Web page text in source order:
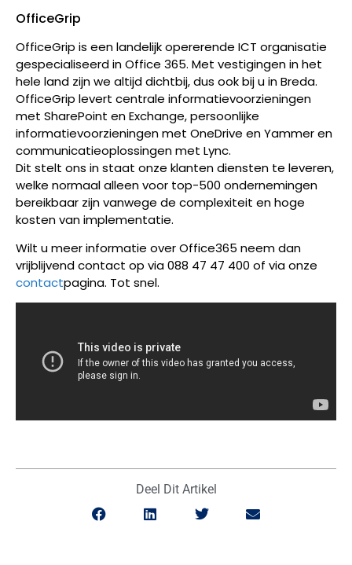
OfficeGrip
OfficeGrip is een landelijk opererende ICT organisatie
gespecialiseerd in Office 365. Met vestigingen in het
hele land zijn we altijd dichtbij, dus ook bij u in Breda.
OfficeGrip levert centrale informatievoorzieningen
met SharePoint en Exchange, persoonlijke
informatievoorzieningen met OneDrive en Yammer en
communicatieoplossingen met Lync.
Dit stelt ons in staat onze klanten diensten te leveren,
welke normaal alleen voor top-500 ondernemingen
bereikbaar zijn vanwege de complexiteit en hoge
kosten van implementatie.
Wilt u meer informatie over Office365 neem dan
vrijblijvend contact op via 088 47 47 400 of via onze
contactpagina. Tot snel.
Deel Dit Artikel